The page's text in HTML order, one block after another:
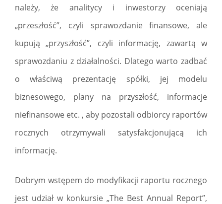
należy, że analitycy i inwestorzy oceniają
„przeszłość”, czyli sprawozdanie finansowe, ale
kupują „przyszłość”, czyli informację, zawartą w
sprawozdaniu z działalności. Dlatego warto zadbać
o właściwą prezentację spółki, jej modelu
biznesowego, plany na przyszłość, informacje
niefinansowe etc. , aby pozostali odbiorcy raportów
rocznych otrzymywali satysfakcjonującą ich
informację.
Dobrym wstępem do modyfikacji raportu rocznego
jest udział w konkursie „The Best Annual Report”,